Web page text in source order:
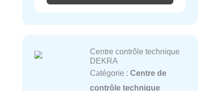
Centre contrôle technique
DEKRA
Catégorie : Centre de
contrôle technique